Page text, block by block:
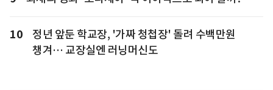
10
정년 앞둔 학교장, '가짜 청첩장' 돌려 수백만원
챙겨… 교장실엔 러닝머신도